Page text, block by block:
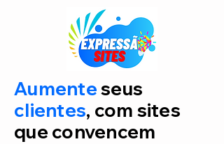
Aumenteseus
clientes, com sites
que convencem